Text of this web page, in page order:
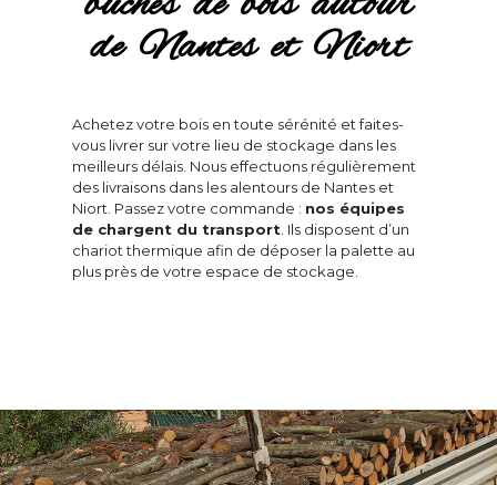
de Nantes et Niort
Achetez votre bois en toute sérénité et faites-
vous livrer sur votre lieu de stockage dans les
meilleurs délais. Nous effectuons régulièrement
des livraisons dans les alentours de Nantes et
Niort. Passez votre commande : nos équipes
de chargent du transport . Ils disposent d’un
chariot thermique afin de déposer la palette au
plus près de votre espace de stockage.